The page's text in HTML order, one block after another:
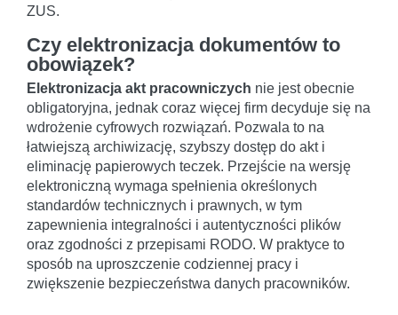
ZUS.
Czy elektronizacja dokumentów to
obowiązek?
Elektronizacja akt pracowniczych nie jest obecnie
obligatoryjna, jednak coraz więcej firm decyduje się na
wdrożenie cyfrowych rozwiązań. Pozwala to na
łatwiejszą archiwizację, szybszy dostęp do akt i
eliminację papierowych teczek. Przejście na wersję
elektroniczną wymaga spełnienia określonych
standardów technicznych i prawnych, w tym
zapewnienia integralności i autentyczności plików
oraz zgodności z przepisami RODO. W praktyce to
sposób na uproszczenie codziennej pracy i
zwiększenie bezpieczeństwa danych pracowników.